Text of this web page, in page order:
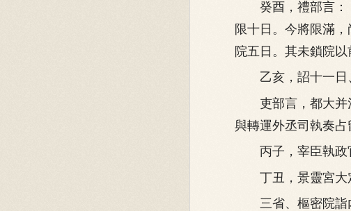
癸酉，禮部言：「
限十日。今將限滿
院五日。其未鎖院
乙亥，詔十一日、
吏部言，都大并河
與轉運外丞司執奏占
丙子，宰臣執政
丁丑，景靈宮大
三省、樞密院詣內